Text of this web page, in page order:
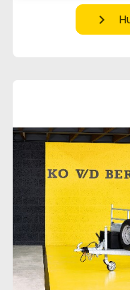
chevron_right